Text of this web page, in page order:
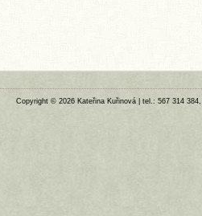
Copyright © 2026 Kateřina Kuřinová | tel.: 567 314